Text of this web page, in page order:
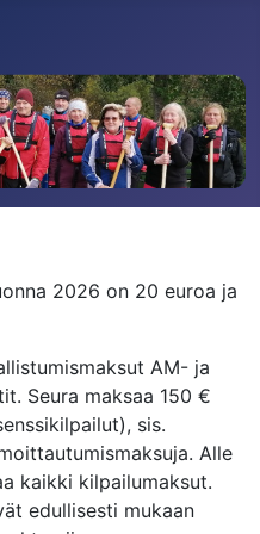
2026 on 20 euroa ja
AM- ja
Seura maksaa 150 €
lut), sis.
Alle
kaikki kilpailumaksut.
edullisesti mukaan